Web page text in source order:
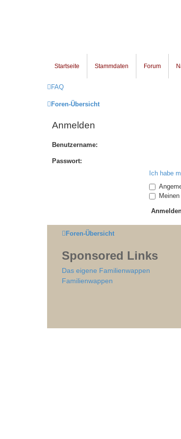
Startseite Stammdaten Forum
FAQ
Foren-Übersicht
Anmelden
Benutzername:
Passwort:
Ich habe
Foren-Übersicht
Sponsored Links
Das eigene Familienwappen
Familienwappen